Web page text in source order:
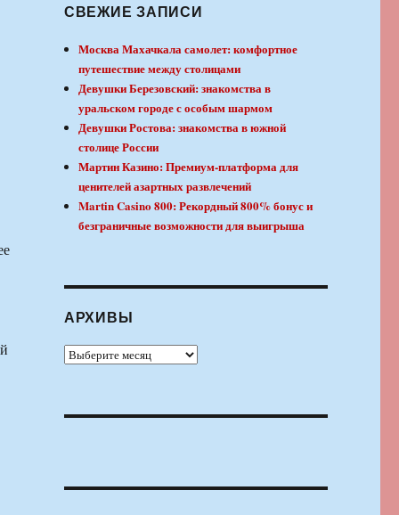
СВЕЖИЕ ЗАПИСИ
Москва Махачкала самолет: комфортное
путешествие между столицами
Девушки Березовский: знакомства в
уральском городе с особым шармом
Девушки Ростова: знакомства в южной
столице России
Мартин Казино: Премиум-платформа для
ценителей азартных развлечений
Martin Casino 800: Рекордный 800% бонус и
безграничные возможности для выигрыша
АРХИВЫ
Архивы